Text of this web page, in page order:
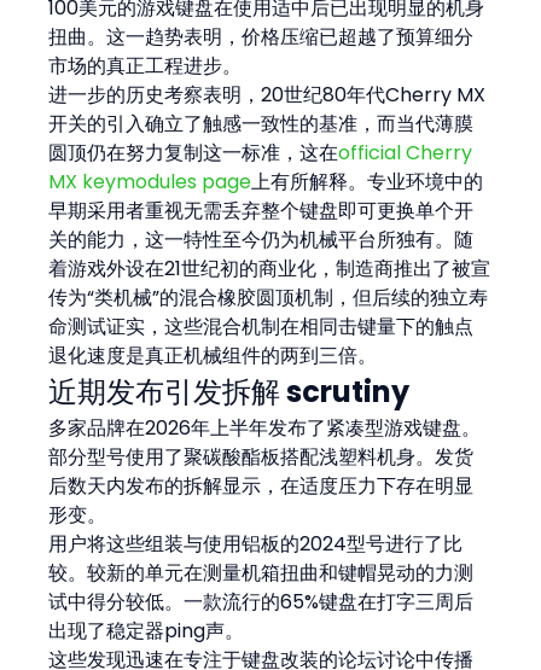
100美元的游戏键盘在使用适中后已出现明显的机身
扭曲。这一趋势表明，价格压缩已超越了预算细分
市场的真正工程进步。
进一步的历史考察表明，20世纪80年代Cherry MX
开关的引入确立了触感一致性的基准，而当代薄膜
圆顶仍在努力复制这一标准，这在official Cherry
MX keymodules page上有所解释。专业环境中的
早期采用者重视无需丢弃整个键盘即可更换单个开
关的能力，这一特性至今仍为机械平台所独有。随
着游戏外设在21世纪初的商业化，制造商推出了被宣
传为“类机械”的混合橡胶圆顶机制，但后续的独立寿
命测试证实，这些混合机制在相同击键量下的触点
退化速度是真正机械组件的两到三倍。
近期发布引发拆解 scrutiny
多家品牌在2026年上半年发布了紧凑型游戏键盘。
部分型号使用了聚碳酸酯板搭配浅塑料机身。发货
后数天内发布的拆解显示，在适度压力下存在明显
形变。
用户将这些组装与使用铝板的2024型号进行了比
较。较新的单元在测量机箱扭曲和键帽晃动的力测
试中得分较低。一款流行的65%键盘在打字三周后
出现了稳定器ping声。
这些发现迅速在专注于键盘改装的论坛讨论中传播